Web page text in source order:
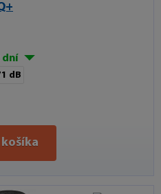
dní
dB
košíka